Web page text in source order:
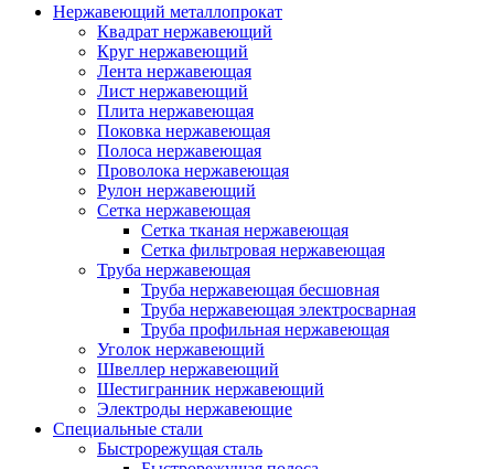
Нержавеющий металлопрокат
Квадрат нержавеющий
Круг нержавеющий
Лента нержавеющая
Лист нержавеющий
Плита нержавеющая
Поковка нержавеющая
Полоса нержавеющая
Проволока нержавеющая
Рулон нержавеющий
Сетка нержавеющая
Сетка тканая нержавеющая
Сетка фильтровая нержавеющая
Труба нержавеющая
Труба нержавеющая бесшовная
Труба нержавеющая электросварная
Труба профильная нержавеющая
Уголок нержавеющий
Швеллер нержавеющий
Шестигранник нержавеющий
Электроды нержавеющие
Специальные стали
Быстрорежущая сталь